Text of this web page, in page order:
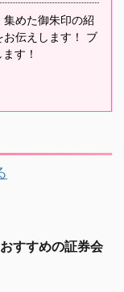
めた御朱印の紹
伝えします！ ブ
す！
すすめの証券会